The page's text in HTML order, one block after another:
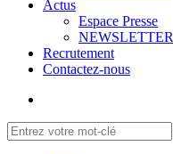
Actus
Espace Presse
NEWSLETTER
Recrutement
Contactez-nous